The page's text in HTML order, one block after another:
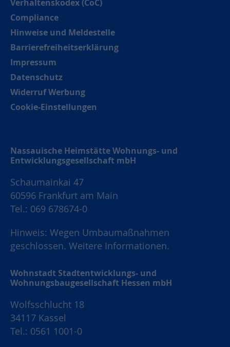
Verhaltenskodex (CoC)
Compliance
Hinweise und Meldestelle
Barrierefreiheitserklärung
Impressum
Datenschutz
Widerruf Werbung
Cookie-Einstellungen
Nassauische Heimstätte Wohnungs- und
Entwicklungsgesellschaft mbH
Schaumainkai 47
60596 Frankfurt am Main
Tel.: 069 678674-0
Hinweis: Wegen Umbaumaßnahmen
geschlossen. Weitere Informationen.
Wohnstadt Stadtentwicklungs- und
Wohnungsbaugesellschaft Hessen mbH
Wolfsschlucht 18
34117 Kassel
Tel.: 0561 1001-0